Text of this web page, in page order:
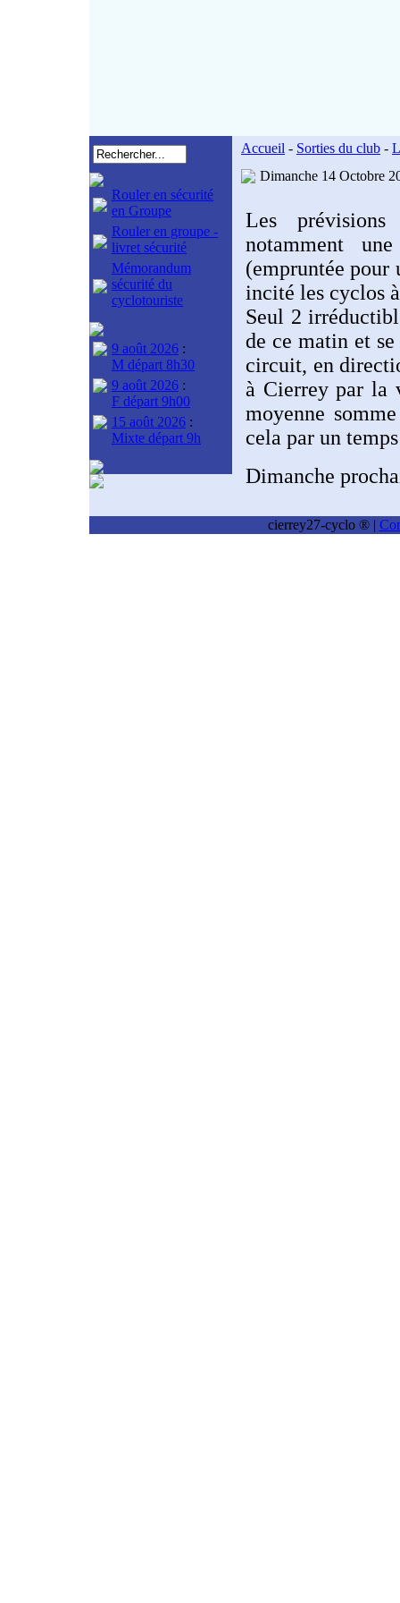
Rouler en sécurité
en Groupe
Rouler en groupe -
livret sécurité
Mémorandum
sécurité du
cyclotouriste
9 août 2026 :
M départ 8h30
9 août 2026 :
F départ 9h00
15 août 2026 :
Mixte départ 9h
Accueil - Sorties du club -
Dimanche 14 Octobre
Les
notamment
(empruntée pour
incité les cyclos
Seul 2
de ce matin et
circuit, en
à Cierrey par la
moyenne
cela par un
Dimanche
cierrey27-cyclo ® |